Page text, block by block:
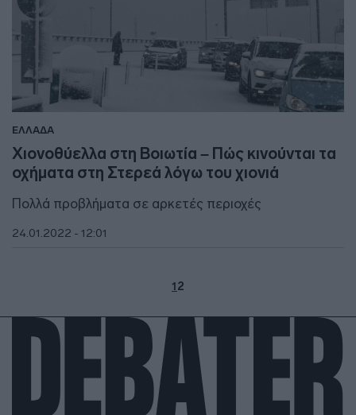
ΕΛΛΑΔΑ
Χιονοθύελλα στη Βοιωτία – Πώς κινούνται τα
οχήματα στη Στερεά λόγω του χιονιά
Πολλά προβλήματα σε αρκετές περιοχές
24.01.2022 - 12:01
12